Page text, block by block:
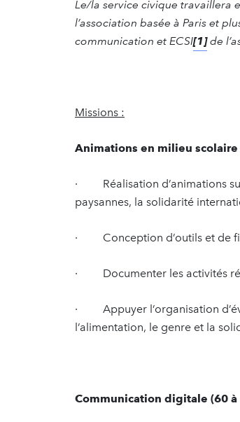
Le/la service civique travaillera
l’association basée à Paris et
communication et ECSI[1]de
Missions :
Animations en milieu
· Réalisation d’animations sur
paysannes, la solidarité
· Conception d’outils et de
· Documenter les activités
· Appuyer l’organisation
l’alimentation, le genre et la
Communication digitale (60 à